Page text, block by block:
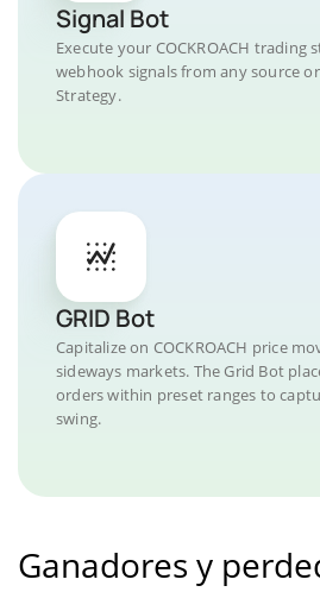
Signal Bot
Execute your COCKROACH trading
webhook signals from any source
Strategy.
GRID Bot
Capitalize on COCKROACH price
sideways markets. The Grid Bot
orders within preset ranges to
swing.
Ganadores y